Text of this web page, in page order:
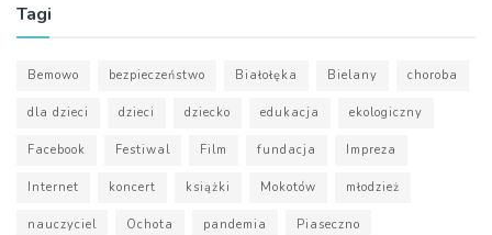
Tagi
Bemowo bezpieczeństwo Białołęka Bielany choroba
dla dzieci dzieci dziecko edukacja ekologiczny
Facebook Festiwal Film fundacja Impreza
Internet koncert książki Mokotów młodzież
nauczyciel Ochota pandemia Piaseczno